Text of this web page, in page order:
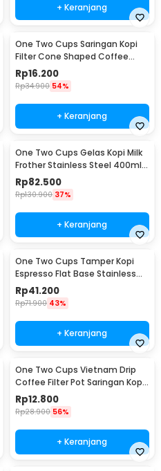
+ Keranjang
One Two Cups Saringan Kopi
Filter Cone Shaped Coffee
Dripper 1 PCS - K741
Rp16.200
Rp34.900 54%
+ Keranjang
One Two Cups Gelas Kopi Milk
Frother Stainless Steel 400ml -
WZ0011
Rp82.500
Rp130.900 37%
+ Keranjang
One Two Cups Tamper Kopi
Espresso Flat Base Stainless
Steel 51mm - SS51
Rp41.200
Rp71.900 43%
+ Keranjang
One Two Cups Vietnam Drip
Coffee Filter Pot Saringan Kopi
124ml 7Q - LC1
Rp12.800
Rp28.900 56%
+ Keranjang